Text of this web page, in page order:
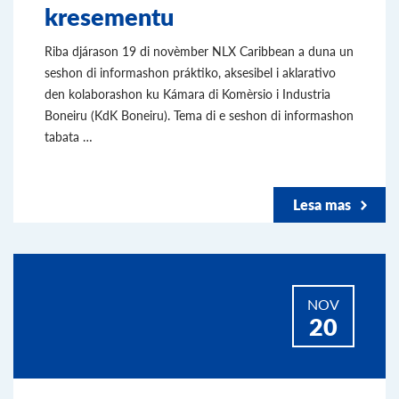
kresementu
Riba djárason 19 di novèmber NLX Caribbean a duna un
seshon di informashon práktiko, aksesibel i aklarativo
den kolaborashon ku Kámara di Komèrsio i Industria
Boneiru (KdK Boneiru). Tema di e seshon di informashon
tabata …
Lesa mas
NOV
20